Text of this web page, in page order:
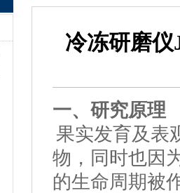
冷冻研磨
一、研究原理
果实发育及表
物，同时也因
的生命周期被